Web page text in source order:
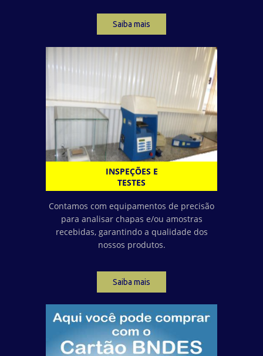
Saiba mais
INSPEÇÕES E
TESTES
Contamos com equipamentos de precisão
para analisar chapas e/ou amostras
recebidas, garantindo a qualidade dos
nossos produtos.
Saiba mais